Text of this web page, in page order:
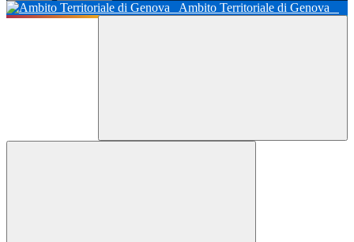
Ambito Territoriale di Genova